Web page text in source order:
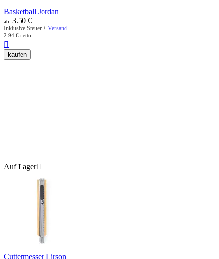
Basketball Jordan
ab 3.50 €
Inklusive Steuer + Versand
2.94 € netto

kaufen
Auf Lager
Cuttermesser Lirson